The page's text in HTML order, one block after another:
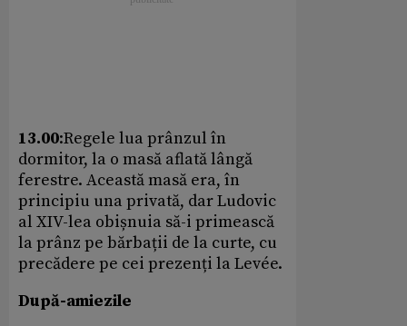
13.00:Regele lua prânzul în
dormitor, la o masă aflată lângă
ferestre. Această masă era, în
principiu una privată, dar Ludovic
al XIV-lea obișnuia să-i primească
la prânz pe bărbații de la curte, cu
precădere pe cei prezenți la Levée.
După-amiezile